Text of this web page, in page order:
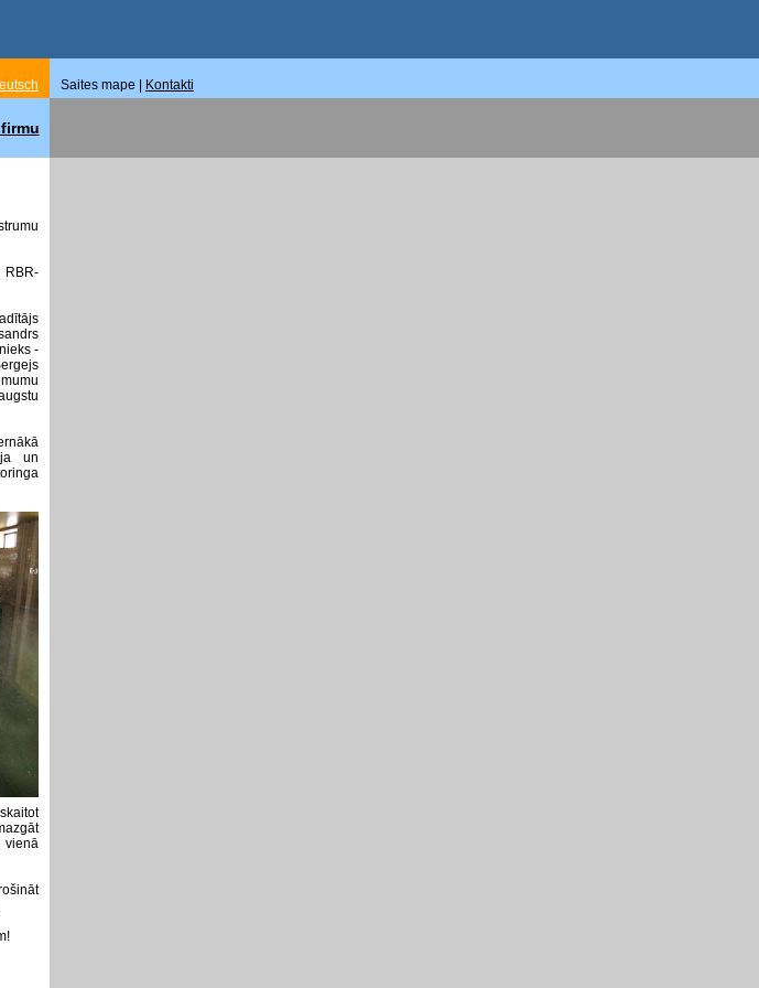
Saites mape | Kontakti
RBR-
-
un